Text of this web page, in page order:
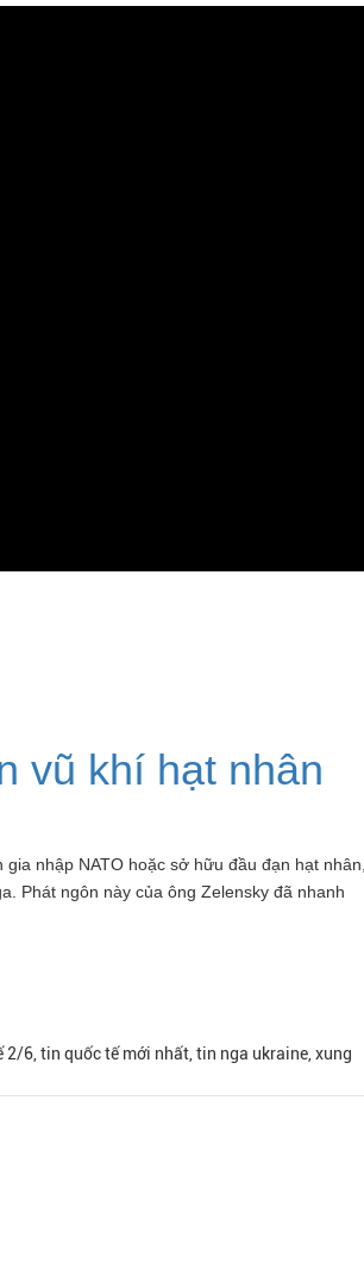
vũ khí hạt nhân
nhập NATO hoặc sở hữu đầu đạn hạt nhân,
Phát ngôn này của ông Zelensky đã nhanh
6, tin quốc tế mới nhất, tin nga ukraine, xung